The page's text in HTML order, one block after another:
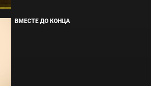
ВМЕСТЕ ДО КОНЦА